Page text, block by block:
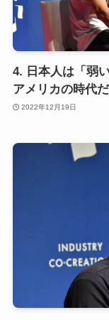
4. 日本人は「弱
アメリカの時代
2022年12月19日